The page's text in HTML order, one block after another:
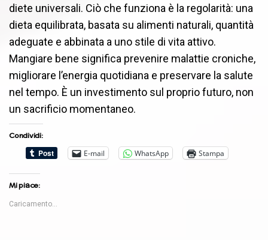
diete universali. Ciò che funziona è la regolarità: una
dieta equilibrata, basata su alimenti naturali, quantità
adeguate e abbinata a uno stile di vita attivo.
Mangiare bene significa prevenire malattie croniche,
migliorare l’energia quotidiana e preservare la salute
nel tempo. È un investimento sul proprio futuro, non
un sacrificio momentaneo.
Condividi:
E-mail
WhatsApp Stampa
Mi piace:
Caricamento...